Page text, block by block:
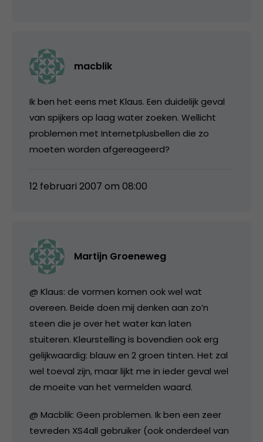
macblik
Ik ben het eens met Klaus. Een duidelijk geval
van spijkers op laag water zoeken. Wellicht
problemen met Internetplusbellen die zo
moeten worden afgereageerd?
12 februari 2007 om 08:00
Martijn Groeneweg
@ Klaus: de vormen komen ook wel wat
overeen. Beide doen mij denken aan zo’n
steen die je over het water kan laten
stuiteren. Kleurstelling is bovendien ook erg
gelijkwaardig: blauw en 2 groen tinten. Het zal
wel toeval zijn, maar lijkt me in ieder geval wel
de moeite van het vermelden waard.
@ Macblik: Geen problemen. Ik ben een zeer
tevreden XS4all gebruiker (ook onderdeel van